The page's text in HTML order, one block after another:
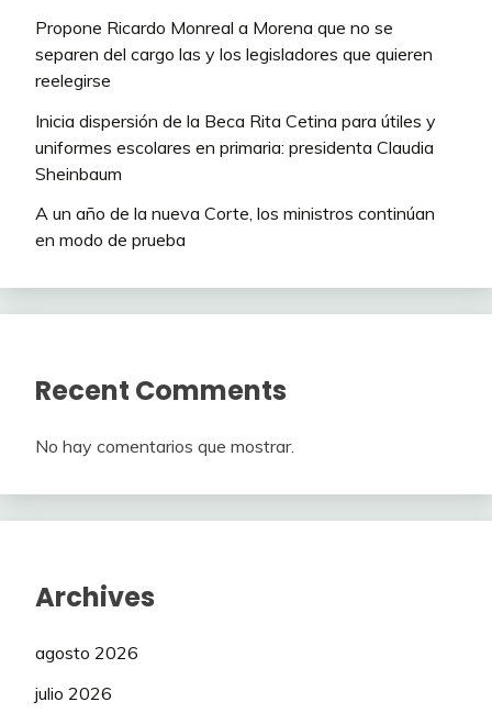
Propone Ricardo Monreal a Morena que no se
separen del cargo las y los legisladores que quieren
reelegirse
Inicia dispersión de la Beca Rita Cetina para útiles y
uniformes escolares en primaria: presidenta Claudia
Sheinbaum
A un año de la nueva Corte, los ministros continúan
en modo de prueba
Recent Comments
No hay comentarios que mostrar.
Archives
agosto 2026
julio 2026